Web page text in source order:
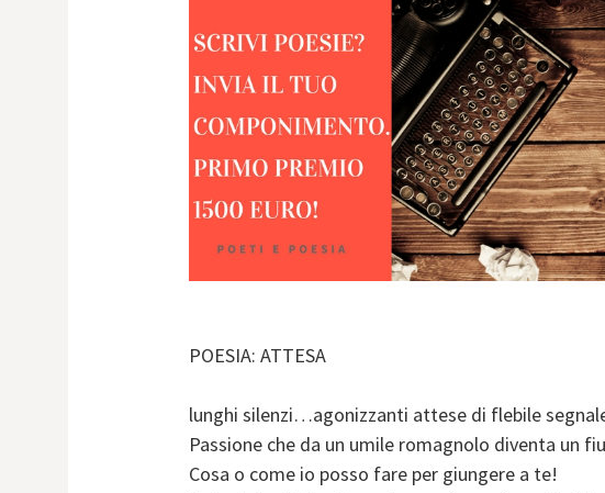
POESIA: ATTESA
lunghi silenzi…agonizzanti attese di flebile
Passione che da un umile romagnolo diventa un
Cosa o come io posso fare per giungere a te!